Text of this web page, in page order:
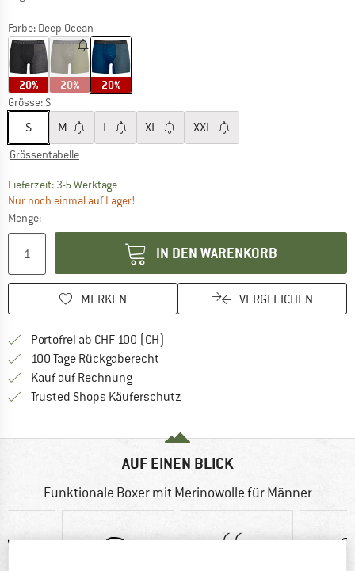
Farbe: Deep Ocean
20% 20% 20%
Grösse: S
S M L XL XXL
Grössentabelle
Lieferzeit: 3-5 WerktageDer Link öffnet sich in einer Infobox und
Nur noch einmal auf Lager!
Menge:
IN DEN WARENKORB
MERKEN VERGLEICHEN
Portofrei ab CHF 100 (CH)
100 Tage Rückgaberecht
Kauf auf RechnungFinde die Zahlungs-Infos hier! Öffnet
Trusted Shops Käuferschutz
AUF EINEN BLICK
Funktionale Boxer mit Merinowolle für Männer